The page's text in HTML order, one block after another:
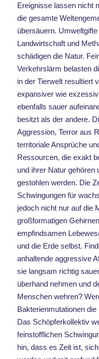
Ereignisse lassen nicht
die gesamte
übersäuern.
Landwirtschaft und
schädigen die Natur.
Verkehrslärm belasten
in der Tierwelt resultiert
expansiver wie
ebenfalls sauer
besitzt als der andere.
Aggression, Terror aus
territoriale Ansprüche
Ressourcen, die exakt
und ihrer Natur gehören
gestohlen werden. Die
Schwingungen für
jedoch nicht nur auf die
großformatigen
empfindsamen
und die Erde selbst.
anhaltende aggressive
sie langsam richtig
überhand nehmen und
Menschen wehren?
Bakterienmutationen
Das Schöpferkollektiv
feinstofflichen
hin, dass es Zeit ist,